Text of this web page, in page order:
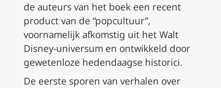
de auteurs van het boek een recent
product van de “popcultuur”,
voornamelijk afkomstig uit het Walt
Disney-universum en ontwikkeld door
gewetenloze hedendaagse historici.
De eerste sporen van verhalen over